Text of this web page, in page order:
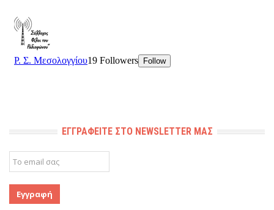
ΕΓΓΡΑΦΕΊΤΕ ΣΤΟ NEWSLETTER ΜΑΣ